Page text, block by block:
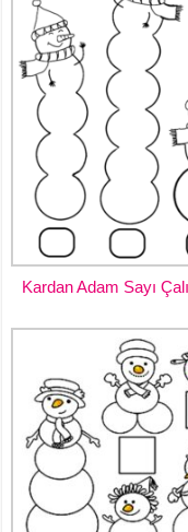
Kardan Adam Sayı